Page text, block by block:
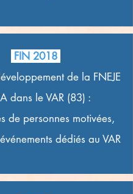
FIN 2018
de la FNEJE
dans le VAR (83) :
de personnes motivées,
dédiés au VAR